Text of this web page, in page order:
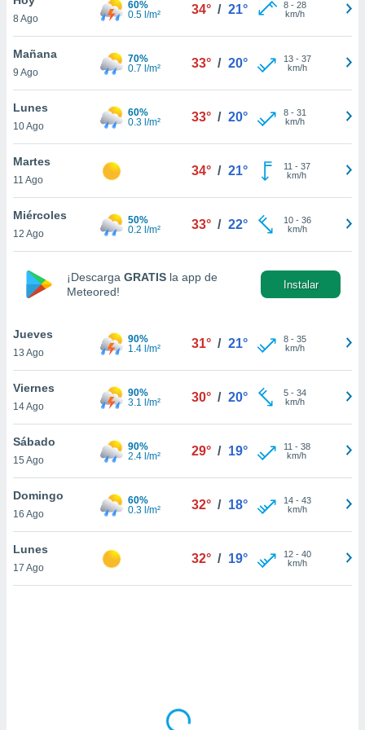
en
más
nuestra
de
aceptar
de
sitio
En
sean
el sitio
ni para
o
8 Ago
60%
0.5 l/m²
34° / 21° 8- 28
km/h
Mañana
9 Ago
70%
0.7 l/m²
33° / 20° 13- 37
km/h
Lunes
10 Ago
60%
0.3 l/m²
33° / 20° 8- 31
km/h
Martes
11 Ago
34° / 21° 11 - 37
km/h
Miércoles
12 Ago
50%
0.2 l/m²
33° / 22° 10- 36
km/h
¡Descarga GRATIS la app de
Meteored!
Instalar
Jueves
13 Ago
90%
1.4 l/m²
31° / 21° 8- 35
km/h
Viernes
14 Ago
90%
3.1 l/m²
30° / 20° 5- 34
km/h
Sábado
15 Ago
90%
2.4 l/m²
29° / 19° 11 - 38
km/h
Domingo
16 Ago
60%
0.3 l/m²
32° / 18° 14- 43
km/h
Lunes
17 Ago
32° / 19° 12- 40
km/h